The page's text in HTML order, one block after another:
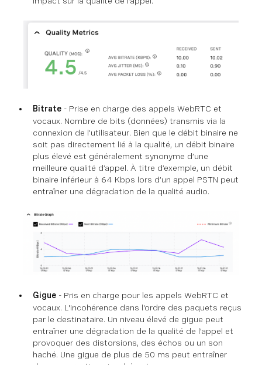
Bitrate - Prise en charge des appels WebRTC et
vocaux. Nombre de bits (données) transmis via la
connexion de l’utilisateur. Bien que le débit binaire ne
soit pas directement lié à la qualité, un débit binaire
plus élevé est généralement synonyme d’une
meilleure qualité d’appel. À titre d’exemple, un débit
binaire inférieur à 64 Kbps lors d’un appel PSTN peut
entraîner une dégradation de la qualité audio.
Gigue - Pris en charge pour les appels WebRTC et
vocaux. L'incohérence dans l'ordre des paquets reçus
par le destinataire. Un niveau élevé de gigue peut
entraîner une dégradation de la qualité de l'appel et
provoquer des distorsions, des échos ou un son
haché. Une gigue de plus de 50 ms peut entraîner